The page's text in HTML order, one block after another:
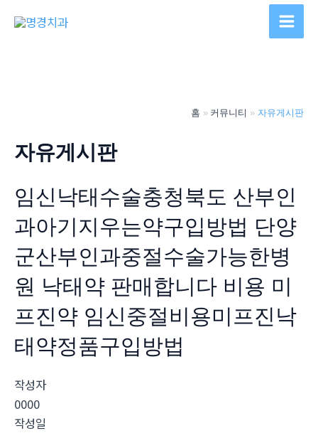
Main
홈 커뮤니티 자유게시판
자유게시판
임신낙태수술충청북도 산부인
과아기지우는약구입방법 단양
군산부인과중절수술가능한병
원 낙­태약 판매합니다 비용 미
프진약 임신중절비용미프진낙
태약정품구입방법
작성자
0000
작성일